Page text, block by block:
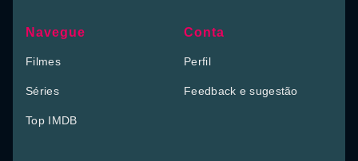
Navegue
Filmes
Séries
Top IMDB
Conta
Perfil
Feedback e sugestão